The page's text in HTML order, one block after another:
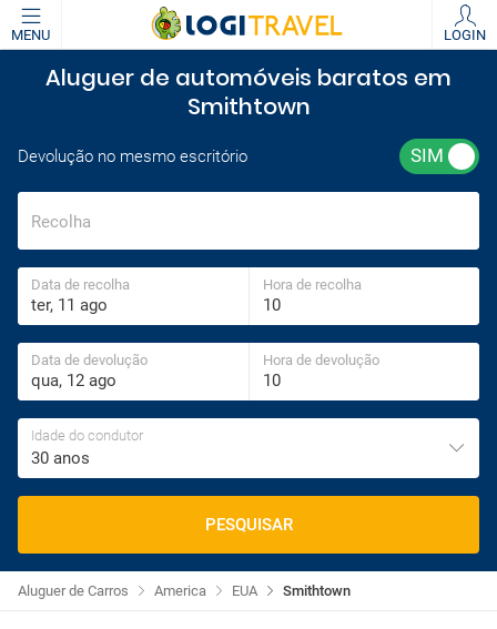
MENU LOGIN
Aluguer de automóveis baratos em
Smithtown
Devolução no mesmo escritório
Recolha
Data de recolha Hora de recolha
Data de devolução Hora de devolução
Idade do condutor
30 anos
PESQUISAR
Smithtown
EUA
America
Aluguer de Carros